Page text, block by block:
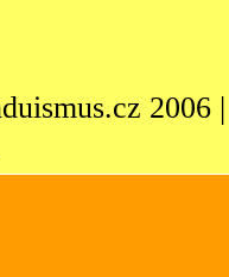
2006